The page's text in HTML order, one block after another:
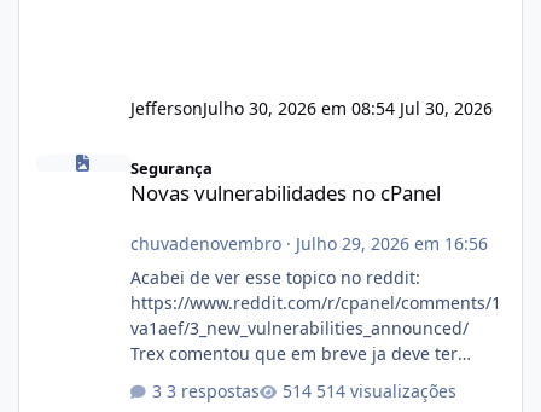
JeffersonJulho 30, 2026 em 08:54 Jul 30, 2026
Segurança
Novas vulnerabilidades no cPanel
chuvadenovembro· Julho 29, 2026 em 16:56
Acabei de ver esse topico no reddit:
https://www.reddit.com/r/cpanel/comments/1
va1aef/3_new_vulnerabilities_announced/
Trex comentou que em breve ja deve ter
3 respostas 514 visualizações